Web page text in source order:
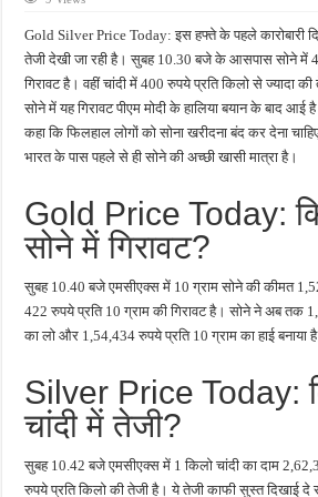
फतेहपुर में 21 वर्षीय युवती की मौत से मचा हड़कंप, घर के
लिफ्ट देने पर भड़के दबंग, दूध कारोबारी को वाहन से खींचकर
धाता ब्लॉक परिसर में पेयजल संकट गहराया, खराब हैंडपंपों से
पुलिस मॉडर्न स्कूल में स्वास्थ्य जागरूकता अभियान, 340 बच्चों
Gold Silver Price Today: इस हफ्ते के पहले कारोबारी
तेजी देखी जा रही है। सुबह 10.30 बजे के आसपास सोने में
गिरावट है। वहीं चांदी में 400 रुपये प्रति किलो से ज्यादा की
सोने में यह गिरावट पीएम मोदी के हालिया बयान के बाद आई
कहा कि फिलहाल लोगों को सोना खरीदना बंद कर देना
भारत के पास पहले से ही सोने की अच्छी खासी मात्रा है।
Gold Price Today:
सोने में गिरावट?
सुबह 10.40 बजे एमसीएक्स में 10 ग्राम सोने की कीमत
422 रुपये प्रति 10 ग्राम की गिरावट है। सोने ने अब तक
का लो और 1,54,434 रुपये प्रति 10 ग्राम का हाई बनाया
Silver Price Today:
चांदी में तेजी?
सुबह 10.42 बजे एमसीएक्स में 1 किलो चांदी का दाम
रुपये प्रति किलो की तेजी है। ये तेजी काफी सुस्त दिखाई दे